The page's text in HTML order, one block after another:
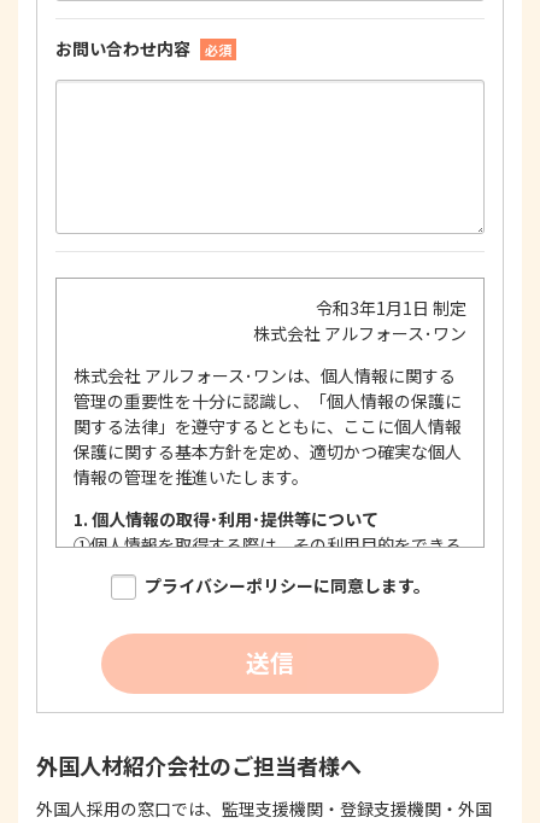
お問い合わせ内容 必須
令和3年1月1日 制定
株式会社 アルフォース･ワン
株式会社 アルフォース･ワンは、個人情報に関する
管理の重要性を十分に認識し、「個人情報の保護に
関する法律」を遵守するとともに、ここに個人情報
保護に関する基本方針を定め、適切かつ確実な個人
情報の管理を推進いたします。
1. 個人情報の取得･利用･提供等について
①個人情報を取得する際は、その利用目的をできる
限り明確に特定し、その目的達成に必要な限度に
おいて適法かつ公正な手段を用い、同意を得て取
個人情報を利用する際は、本人に明示、通知、ま
たは公表した利用目的の範囲内に限定し、それに
反する目的外利用を行なわないための措置を講じ
する際は、本人が同意を与えた利用目的の範囲内
で、適法にこれを行います。
プライバシーポリシーに同意します。
送信
外国人材紹介会社のご担当者様へ
外国人採用の窓口では、監理支援機関・登録支援機関・外国